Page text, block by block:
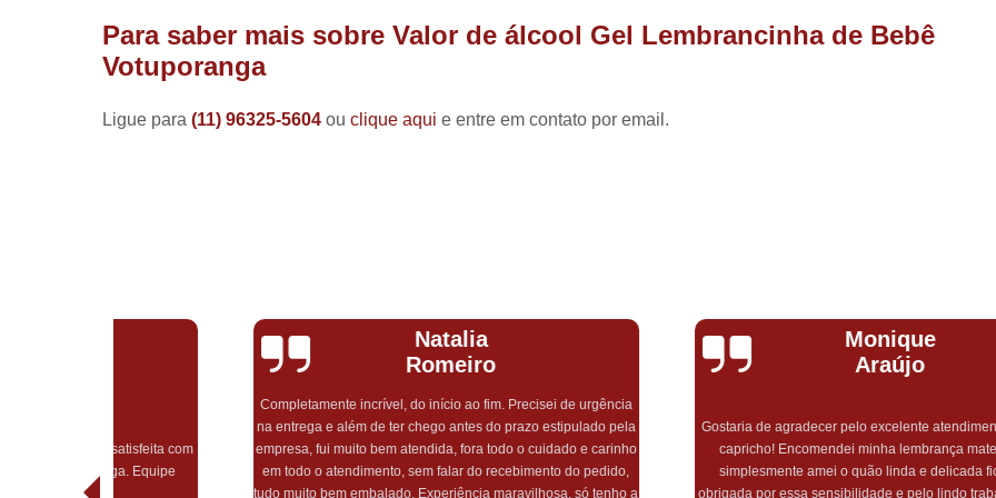
Pirulito de Chocolate Batizado
Para saber mais sobre Valor de álcool Gel Lembrancinha de Bebê
Votuporanga
Ligue para (11) 96325-5604 ou clique aqui e entre em contato por email.
Natalia
Romeiro
Completamente incrível, do início ao fim. Precisei de urgência
na entrega e além de ter chego antes do prazo estipulado pela
empresa, fui muito bem atendida, fora todo o cuidado e carinho
em todo o atendimento, sem falar do recebimento do pedido,
tudo muito bem embalado. Experiência maravilhosa, só tenho a
Monique
Araújo
Gostaria de agradecer pelo excelente atendimento, rapidez e
capricho! Encomendei minha lembrança maternidade e
simplesmente amei o quão linda e delicada ficou! Muito
obrigada por essa sensibilidade e pelo lindo trabalho! Com ctz